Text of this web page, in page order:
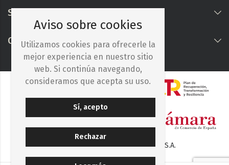
Síguenos
COLABORAMOS CON
© 2025. Iberocelulosa Madrileña, S.A.
Aviso sobre cookies
Utilizamos cookies para ofrecerle la
mejor experiencia en nuestro sitio
web. Si continúa navegando,
consideramos que acepta su uso.
Sí, acepto
Rechazar